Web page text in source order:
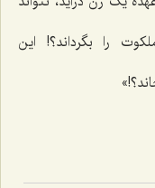
را بگرداند؟! این